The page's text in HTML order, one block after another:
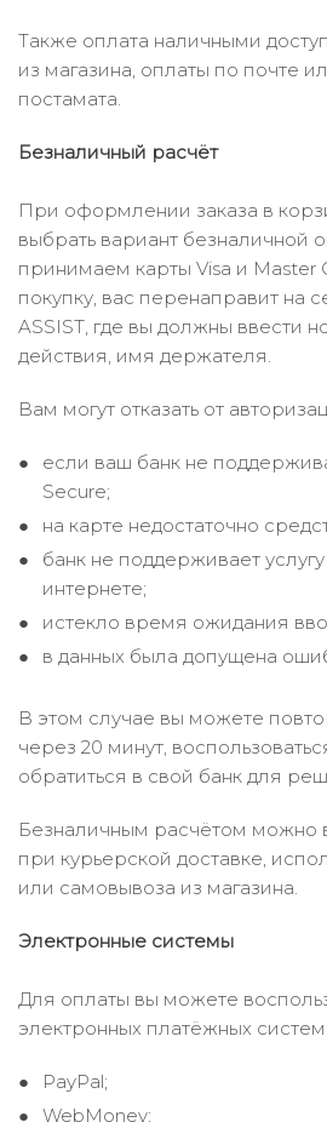
Также оплата наличными
из магазина, оплаты по почте
постамата.
Безналичный расчёт
При оформлении заказа в
выбрать вариант безналичной
принимаем карты Visa и Master
покупку, вас перенаправит на
ASSIST, где вы должны ввести
действия, имя держателя.
Вам могут отказать от
если ваш банк не
Secure;
на карте недостаточно
банк не поддерживает
интернете;
истекло время ожидания
в данных была допущена
В этом случае вы можете
через 20 минут,
обратиться в свой банк для
Безналичным расчётом можно
при курьерской доставке,
или самовывоза из магазина.
Электронные системы
Для оплаты вы можете
электронных платёжных систем:
PayPal;
WebMoney;